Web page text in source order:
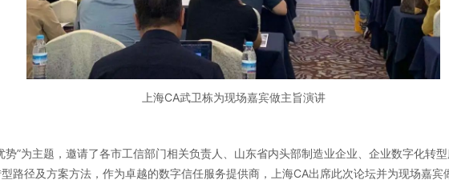
上海CA武卫栋为现场嘉宾做主旨演讲
势”为主题，邀请了各市工信部门相关负责人、山东省内头部制造业企业、企业数字化转
路径及方案方法，作为卓越的数字信任服务提供商，上海CA出席此次论坛并为现场嘉宾